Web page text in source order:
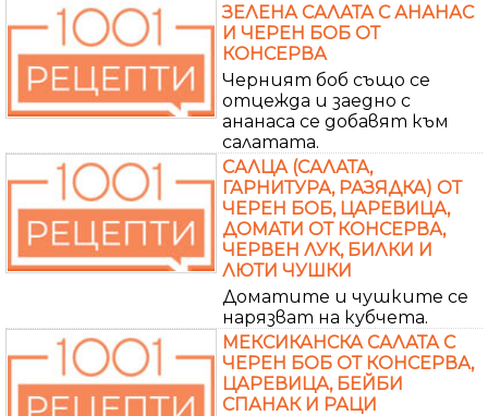
ЗЕЛЕНА САЛАТА С АНАНАС
И ЧЕРЕН БОБ ОТ
КОНСЕРВА
Черният боб също се
отцежда и заедно с
ананаса се добавят към
салатата.
САЛЦА (САЛАТА,
ГАРНИТУРА, РАЗЯДКА) ОТ
ЧЕРЕН БОБ, ЦАРЕВИЦА,
ДОМАТИ ОТ КОНСЕРВА,
ЧЕРВЕН ЛУК, БИЛКИ И
ЛЮТИ ЧУШКИ
Доматите и чушките се
нарязват на кубчета.
МЕКСИКАНСКА САЛАТА С
ЧЕРЕН БОБ ОТ КОНСЕРВА,
ЦАРЕВИЦА, БЕЙБИ
СПАНАК И РАЦИ